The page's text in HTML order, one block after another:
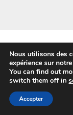
Nous utilisons des
expérience sur
You can find out
switch them off in
Accepter